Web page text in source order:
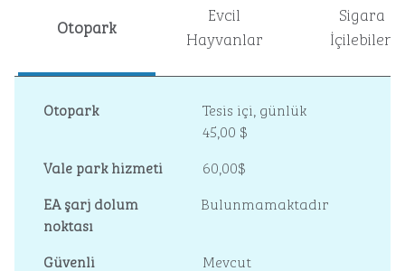
Otopark
Evcil
Hayvanlar
Sigara
İçilebilen
Otopark Tesis içi, günlük
45,00 $
Vale park hizmeti
60,00$
EA şarj dolum
noktası
Bulunmamaktadır
Güvenli
Mevcut